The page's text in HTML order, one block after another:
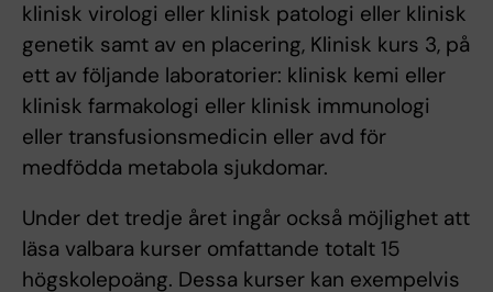
klinisk virologi eller klinisk patologi eller klinisk
genetik samt av en placering, Klinisk kurs 3, på
ett av följande laboratorier: klinisk kemi eller
klinisk farmakologi eller klinisk immunologi
eller transfusionsmedicin eller avd för
medfödda metabola sjukdomar.
Under det tredje året ingår också möjlighet att
läsa valbara kurser omfattande totalt 15
högskolepoäng. Dessa kurser kan exempelvis